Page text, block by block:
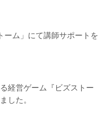
ム」にて講師サポートを
経営ゲーム『ビズストー
した。